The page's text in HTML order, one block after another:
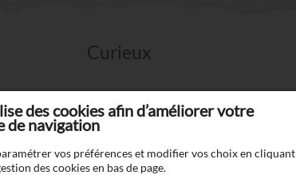
Curieux
des cookies afin d’améliorer votre
de navigation
vos préférences et modifier vos choix en cliquant
des cookies en bas de page.